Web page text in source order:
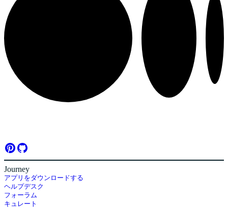
Journey
アプリをダウンロードする
ヘルプデスク
フォーラム
キュレート